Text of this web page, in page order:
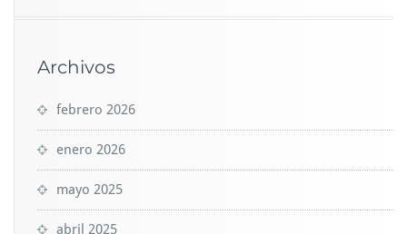
Archivos
febrero 2026
enero 2026
mayo 2025
abril 2025